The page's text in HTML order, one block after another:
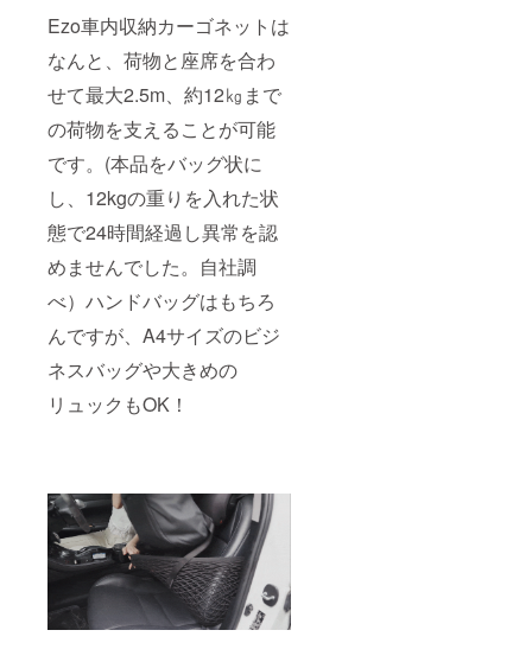
Ezo車内収納カーゴネットは
なんと、荷物と座席を合わ
せて最大2.5m、約12㎏まで
の荷物を支えることが可能
です。(本品をバッグ状に
し、12kgの重りを入れた状
態で24時間経過し異常を認
めませんでした。自社調
べ）ハンドバッグはもちろ
んですが、A4サイズのビジ
ネスバッグや大きめの
リュックもOK！